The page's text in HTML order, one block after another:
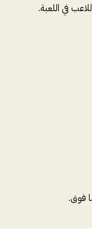
في اللعبة.